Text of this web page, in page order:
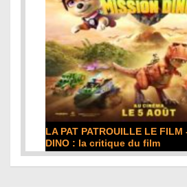
DE LA COMÉDIE-FRANÇAISE
film